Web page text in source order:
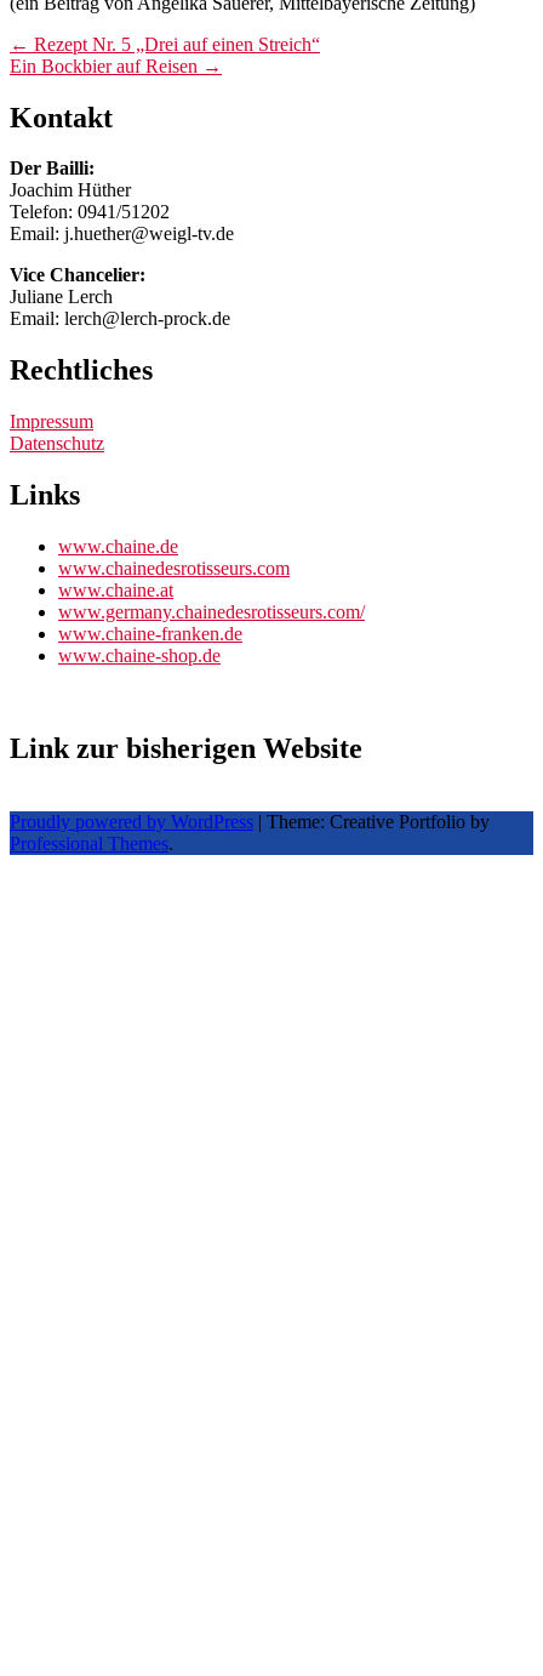
Post
navigation
← Rezept Nr. 5 „Drei auf einen Streich“
Ein Bockbier auf Reisen →
Kontakt
Der Bailli:
Joachim Hüther
Telefon: 0941/51202
Email: j.huether@weigl-tv.de
Vice Chancelier:
Juliane Lerch
Email: lerch@lerch-prock.de
Rechtliches
Impressum
Datenschutz
Links
www.chaine.de
www.chainedesrotisseurs.com
www.chaine.at
www.germany.chainedesrotisseurs.com/
www.chaine-franken.de
www.chaine-shop.de
Link zur bisherigen Website
Proudly powered by WordPress | Theme: Creative Portfolio by
Professional Themes.